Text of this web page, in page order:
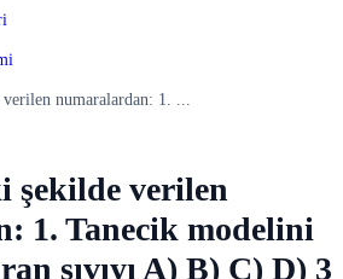
numaralardan: 1. ...
şekilde verilen
1. Tanecik modelini
sıvıyı A) B) C) D) 3